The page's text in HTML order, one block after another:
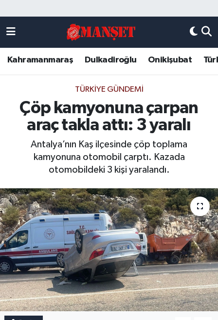
Kahramanmaraş Dulkadiroğlu Onikişubat
TÜRKIYE GÜNDEMI
Çöp kamyonuna çarpan
araç takla attı: 3 yaralı
Antalya’nın Kaş ilçesinde çöp toplama
kamyonuna otomobil çarptı. Kazada
otomobildeki 3 kişi yaralandı.
DULKADİROĞLU
KAHRAMANMARAŞ
ONİKİŞUBAT
Künye
Kahramanmaraş Nöbetçi Eczaneler
Kahramanmaraş Hava Durumu
Kahramanmaraş Trafik Yoğunluk Haritası
Süper Lig Puan Durumu ve Fikstür
Son Dakika Haberleri